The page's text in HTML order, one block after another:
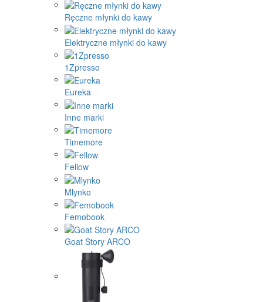
Ręczne młynki do kawy
Elektryczne młynki do kawy
1Zpresso
Eureka
Inne marki
Timemore
Fellow
Mlynko
Femobook
Goat Story ARCO